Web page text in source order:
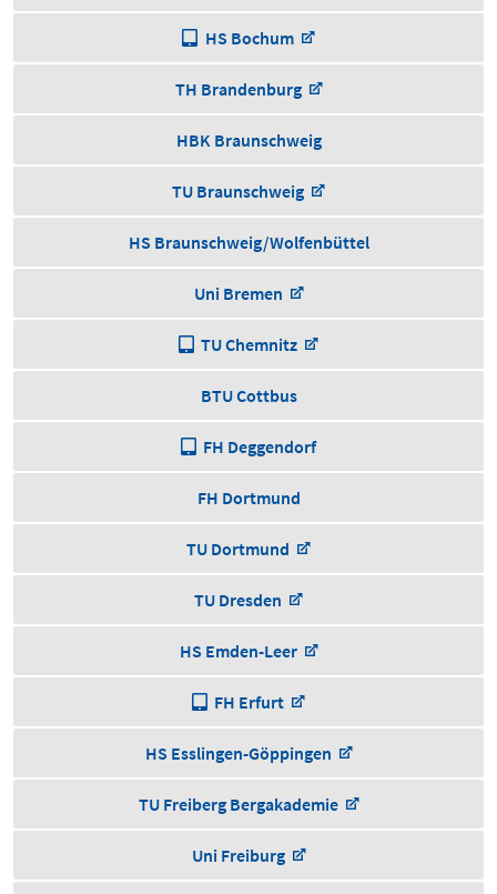
HS Bochum
TH Brandenburg
HBK Braunschweig
TU Braunschweig
HS Braunschweig/Wolfenbüttel
Uni Bremen
TU Chemnitz
BTU Cottbus
FH Deggendorf
FH Dortmund
TU Dortmund
TU Dresden
HS Emden-Leer
FH Erfurt
HS Esslingen-Göppingen
TU Freiberg Bergakademie
Uni Freiburg